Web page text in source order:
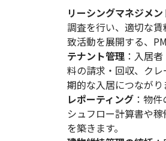
リーシングマネジメン
調査を行い、適切な
致活動を展開する、 PM
テナント管理 ：入居
料の請求・回収、ク
期的な入居につながり
レポーティング ：物
シュフロー計算書や
を築きます。